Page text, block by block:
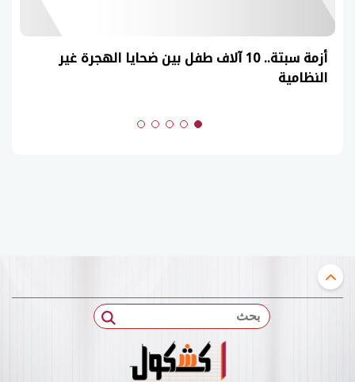
أزمة سبتة.. 10 آلاف طفل بين ضحايا الهجرة غير
النظامية
بحث